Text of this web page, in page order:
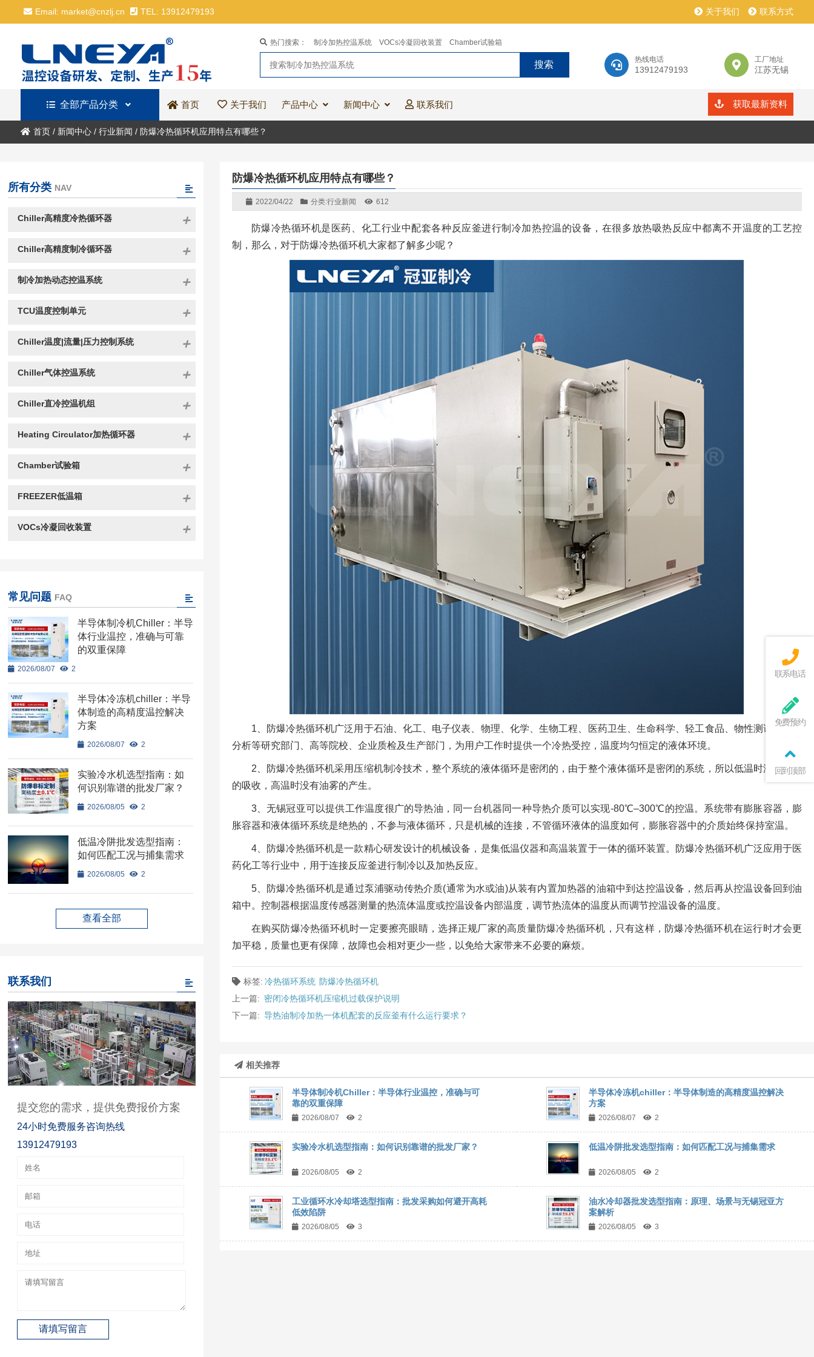
Email: market@cnzlj.cn TEL: 13912479193 关于我们 联系方式
热线电话
13912479193
工厂地址
江苏无锡
热门搜索： 制冷加热控温系统 VOCs冷凝回收装置 Chamber试验箱
全部产品分类 首页 关于我们 产品中心 新闻中心 联系我们 获取最新资料
首页/ 新闻中心/ 行业新闻 / 防爆冷热循环机应用特点有哪些？
防爆冷热循环机应用特点有哪些？
2022/04/22 分类:行业新闻 612
防爆冷热循环机是医药、化工行业中配套各种反应釜进行制冷加热控温的设备，在很多放热吸热反应中都离不开温度的工艺控
制，那么，对于防爆冷热循环机大家都了解多少呢？
1、防爆冷热循环机广泛用于石油、化工、电子仪表、物理、化学、生物工程、医药卫生、生命科学、轻工食品、物性测试及化学
分析等研究部门、高等院校、企业质检及生产部门，为用户工作时提供一个冷热受控，温度均匀恒定的液体环境。
2、防爆冷热循环机采用压缩机制冷技术，整个系统的液体循环是密闭的，由于整个液体循环是密闭的系统，所以低温时没有水汽
的吸收，高温时没有油雾的产生。
3、无锡冠亚可以提供工作温度很广的导热油，同一台机器同一种导热介质可以实现-80℃–300℃的控温。系统带有膨胀容器，膨
胀容器和液体循环系统是绝热的，不参与液体循环，只是机械的连接，不管循环液体的温度如何，膨胀容器中的介质始终保持室温。
4、防爆冷热循环机是一款精心研发设计的机械设备，是集低温仪器和高温装置于一体的循环装置。防爆冷热循环机广泛应用于医
药化工等行业中，用于连接反应釜进行制冷以及加热反应。
5、防爆冷热循环机是通过泵浦驱动传热介质(通常为水或油)从装有内置加热器的油箱中到达控温设备，然后再从控温设备回到油
箱中。控制器根据温度传感器测量的热流体温度或控温设备内部温度，调节热流体的温度从而调节控温设备的温度。
在购买防爆冷热循环机时一定要擦亮眼睛，选择正规厂家的高质量防爆冷热循环机，只有这样，防爆冷热循环机在运行时才会更
加平稳，质量也更有保障，故障也会相对更少一些，以免给大家带来不必要的麻烦。
标签: 冷热循环系统 防爆冷热循环机
上一篇: 密闭冷热循环机压缩机过载保护说明
下一篇: 导热油制冷加热一体机配套的反应釜有什么运行要求？
相关推荐
半导体制冷机Chiller：半导体行业温控，准确与可
靠的双重保障
2026/08/07 2
半导体冷冻机chiller：半导体制造的高精度温控解决
方案
2026/08/07 2
实验冷水机选型指南：如何识别靠谱的批发厂家？
2026/08/05 2
低温冷阱批发选型指南：如何匹配工况与捕集需求
2026/08/05 2
工业循环水冷却塔选型指南：批发采购如何避开高耗
低效陷阱
2026/08/05 3
油水冷却器批发选型指南：原理、场景与无锡冠亚方
案解析
2026/08/05 3
所有分类 NAV
Chiller高精度冷热循环器
Chiller高精度制冷循环器
制冷加热动态控温系统
TCU温度控制单元
Chiller温度|流量|压力控制系统
Chiller气体控温系统
Chiller直冷控温机组
Heating Circulator加热循环器
Chamber试验箱
FREEZER低温箱
VOCs冷凝回收装置
常见问题 FAQ
半导体制冷机Chiller：半导
体行业温控，准确与可靠
的双重保障
2026/08/07 2
半导体冷冻机chiller：半导
体制造的高精度温控解决
方案
2026/08/07 2
实验冷水机选型指南：如
何识别靠谱的批发厂家？
2026/08/05 2
低温冷阱批发选型指南：
如何匹配工况与捕集需求
2026/08/05 2
查看全部
联系我们
提交您的需求，提供免费报价方案
24小时免费服务咨询热线
13912479193
联系电话
免费预约
回到顶部